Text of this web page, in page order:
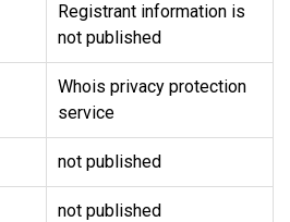
Registrant information is
not published
Whois privacy protection
service
not published
not published